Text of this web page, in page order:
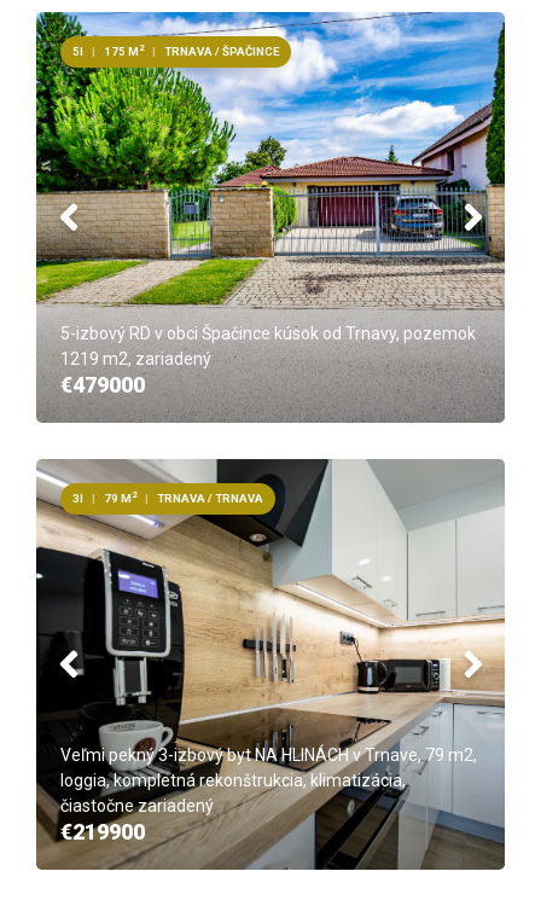
5-izbový RD v obci Špačince kúsok od Trnavy, pozemok
1219 m2, zariadený
€479000
5I | 175 M 2 | TRNAVA / ŠPAČINCE
Veľmi pekný 3-izbový byt NA HLINÁCH v Trnave, 79 m2,
loggia, kompletná rekonštrukcia, klimatizácia,
čiastočne zariadený
€219900
3I | 79 M 2 | TRNAVA / TRNAVA